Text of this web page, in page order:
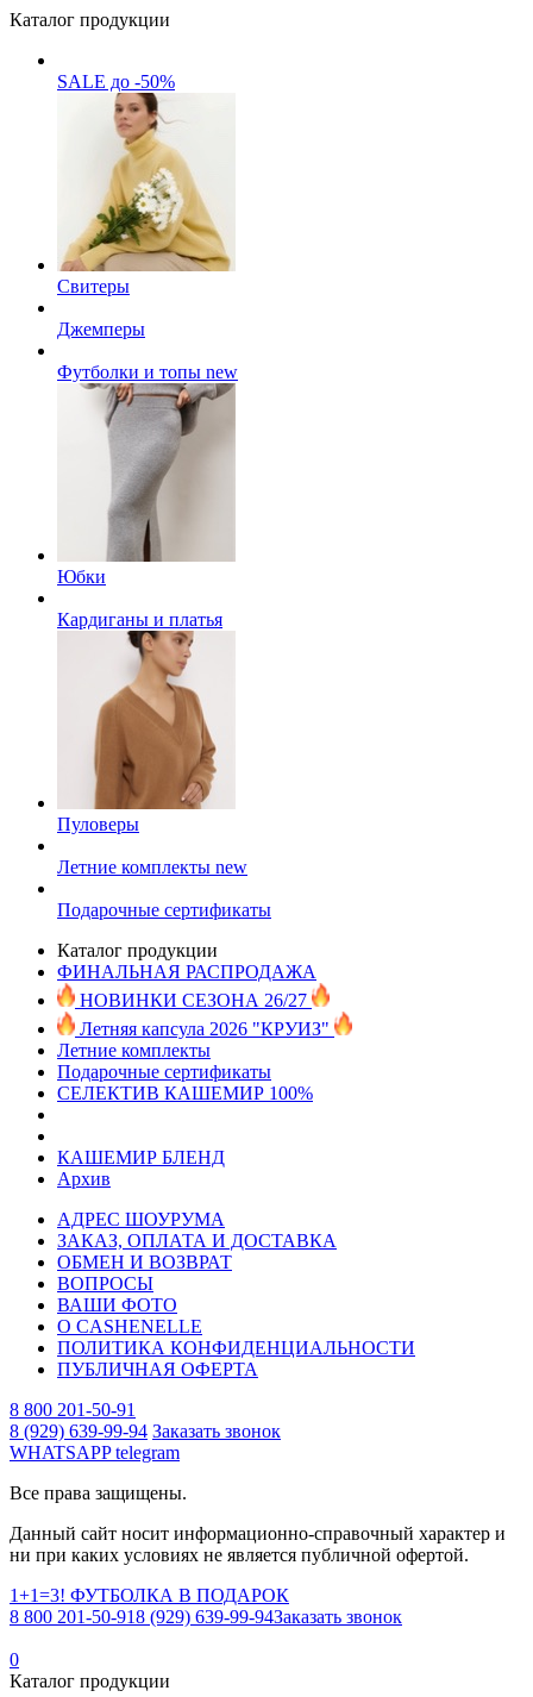
Каталог продукции
SALE до -50%
Свитеры
Джемперы
Футболки и топы new
Юбки
Кардиганы и платья
Пуловеры
Летние комплекты new
Подарочные сертификаты
Каталог продукции
ФИНАЛЬНАЯ РАСПРОДАЖА
НОВИНКИ СЕЗОНА 26/27
Летняя капсула 2026 "КРУИЗ"
Летние комплекты
Подарочные сертификаты
СЕЛЕКТИВ КАШЕМИР 100%
КАШЕМИР БЛЕНД
Архив
АДРЕС ШОУРУМА
ЗАКАЗ, ОПЛАТА И ДОСТАВКА
ОБМЕН И ВОЗВРАТ
ВОПРОСЫ
ВАШИ ФОТО
О CASHENELLE
ПОЛИТИКА КОНФИДЕНЦИАЛЬНОСТИ
ПУБЛИЧНАЯ ОФЕРТА
8 800 201-50-91
8 (929) 639-99-94 Заказать звонок
WHATSAPPtelegram
Все права защищены.
Данный сайт носит информационно-справочный характер и
ни при каких условиях не является публичной офертой.
1+1=3! ФУТБОЛКА В ПОДАРОК
8 800 201-50-918 (929) 639-99-94Заказать звонок
0
Каталог продукции